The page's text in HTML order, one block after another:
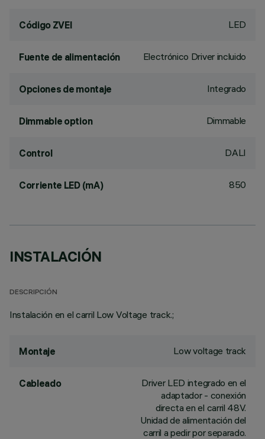
Código ZVEI LED
Fuente de alimentación Electrónico Driver incluido
Opciones de montaje Integrado
Dimmable option Dimmable
Control DALI
Corriente LED (mA) 850
INSTALACIÓN
DESCRIPCIÓN
Instalación en el carril Low Voltage track.;
Montaje Low voltage track
Cableado
Driver LED integrado en el
adaptador - conexión
directa en el carril 48V.
Unidad de alimentación del
carril a pedir por separado.